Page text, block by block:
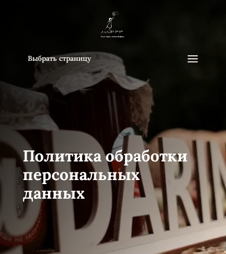
Выбрать страницу
Политика обработки
персональных
данных